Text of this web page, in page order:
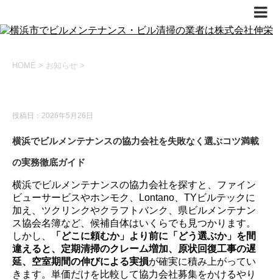
HOME > お知らせ >
投稿日：2026年5月26日
横浜でビルメンテナンスの協力会社を失敗なく選ぶコツ満載
の実務徹底ガイド
横浜でビルメンテナンスの協力会社を探すと、ファイン
ビューサービスやホンモク、Lontano、TYビルテックに
加え、ツクリンクやクラフトバンク、県ビルメンテナン
ス協会名簿など、候補自体はいくらでも見つかります。
しかし、
「どこに頼むか」より前に「どう選ぶか」を間
違えると、定期清掃のクレーム増加、原状回復工事の遅
延、空室期間の伸びによる実損が確実に積み上がってい
きます。単価だけを比較して協力会社募集をかけるやり